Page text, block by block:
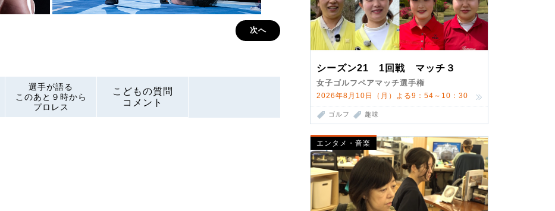
シーズン21 1回戦 マッチ３
女子ゴルフペアマッチ選手権
2026年8月10日（月）よる9：54～10：30
ゴルフ 趣味
エンタメ・音楽
次へ
選手が語る
このあと９時から
プロレス
こどもの質問
コメント